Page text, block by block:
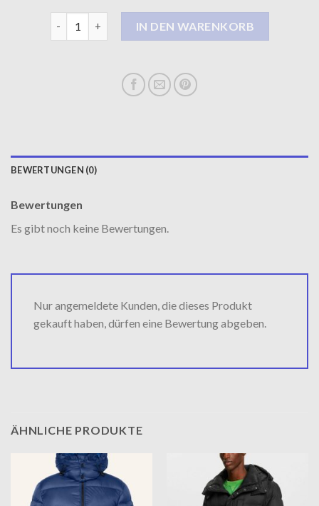
IN DEN WARENKORB
BEWERTUNGEN (0)
Bewertungen
Es gibt noch keine Bewertungen.
Nur angemeldete Kunden, die dieses Produkt
gekauft haben, dürfen eine Bewertung abgeben.
ÄHNLICHE PRODUKTE